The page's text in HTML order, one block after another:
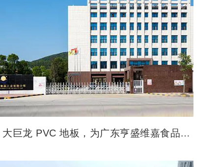
大巨龙 PVC 地板，为广东亨盛维嘉食品公